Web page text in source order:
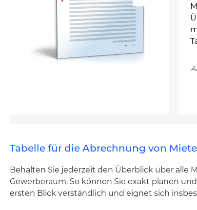
Tabelle für die Abrechnung von
Behalten Sie jederzeit den Überblick über
Gewerberaum. So können Sie exakt planen
ersten Blick verständlich und eignet sich